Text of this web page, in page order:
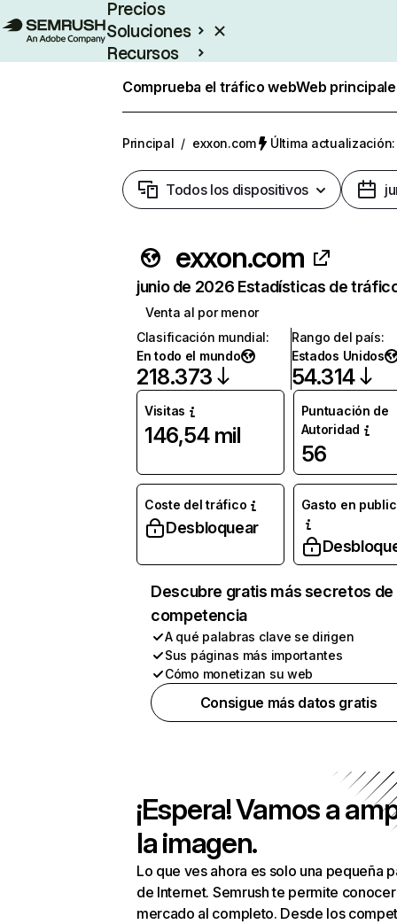
Precios
Soluciones
Recursos
Comprueba el tráfico webWeb
Principal / exxon.com Última
Todos los dispositivos
exxon.com
junio de 2026 Estadísticas de
Venta al por menor
Clasificación mundial:
En todo el mundo
218.373
Rango del país:
Estados Unidos
54.314
Visitas
146,54 mil
Puntuación de
Autoridad
56
Coste del tráfico
Desbloquear
Gasto en
Descubre gratis más secretos de
competencia
A qué palabras clave se dirigen
Sus páginas más importantes
Cómo monetizan su web
Consigue más datos gratis
¡Espera! Vamos a
la imagen.
Lo que ves ahora es solo una pequeña
de Internet. Semrush te permite
mercado al completo. Desde los